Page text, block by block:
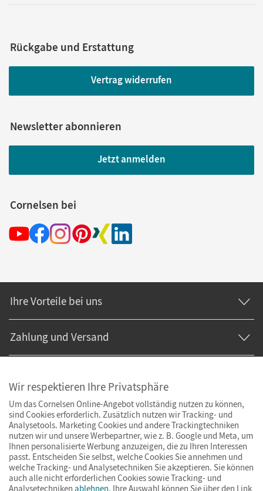
Rückgabe und Erstattung
Vertrag widerrufen
Newsletter abonnieren
Jetzt anmelden
Cornelsen bei
Ihre Vorteile bei uns
Zahlung und Versand
Wir respektieren Ihre Privatsphäre
Um das Cornelsen Online-Angebot vollständig nutzen zu können,
sind Cookies erforderlich. Zusätzlich nutzen wir Tracking- und
Analysetools. Marketing Cookies und andere Trackingtechniken
nutzen wir und unsere Werbepartner, wie z. B. Google und Meta, um
Ihnen personalisierte Werbung anzuzeigen, die zu Ihren Interessen
passt. Entscheiden Sie selbst, welche Cookies Sie annehmen und
welche Tracking- und Analysetechniken Sie akzeptieren. Sie können
auch alle nicht erforderlichen Cookies sowie Tracking- und
Analysetechniken ablehnen. Ihre Auswahl können Sie über den Link